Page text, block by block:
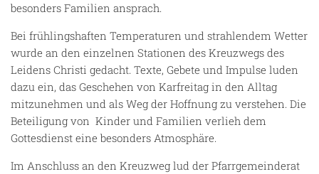
besonders Familien ansprach.
Bei frühlingshaften Temperaturen und strahlendem Wetter
wurde an den einzelnen Stationen des Kreuzwegs des
Leidens Christi gedacht. Texte, Gebete und Impulse luden
dazu ein, das Geschehen von Karfreitag in den Alltag
mitzunehmen und als Weg der Hoffnung zu verstehen. Die
Beteiligung von Kinder und Familien verlieh dem
Gottesdienst eine besonders Atmosphäre.
Im Anschluss an den Kreuzweg lud der Pfarrgemeinderat